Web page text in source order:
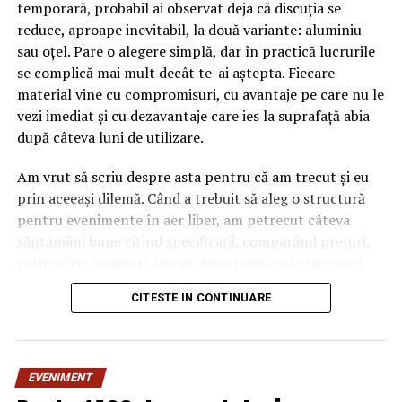
temporară, probabil ai observat deja că discuția se
reduce, aproape inevitabil, la două variante: aluminiu
sau oțel. Pare o alegere simplă, dar în practică lucrurile
se complică mai mult decât te-ai aștepta. Fiecare
material vine cu compromisuri, cu avantaje pe care nu le
vezi imediat și cu dezavantaje care ies la suprafață abia
după câteva luni de utilizare.
Am vrut să scriu despre asta pentru că am trecut și eu
prin aceeași dilemă. Când a trebuit să aleg o structură
pentru evenimente în aer liber, am petrecut câteva
săptămâni bune citind specificații, comparând prețuri,
„corect” depinde mult de context, de cât de des muți
pavilionul și de ce condiții meteo ai de înfruntat.
materialului mai mult decât
CITESTE IN CONTINUARE
EVENIMENT